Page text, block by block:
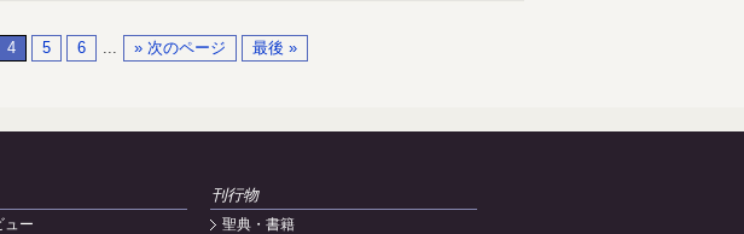
4 5 6 ... » 次のページ 最後 »
ュー
刊行物
聖典・書籍